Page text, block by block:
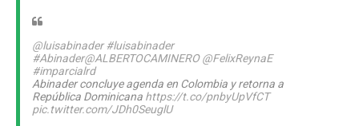
@luisabinader #luisabinader
#Abinader@ALBERTOCAMINERO @FelixReynaE
#imparcialrd
Abinader concluye agenda en Colombia y retorna a
República Dominicana https://t.co/pnbyUpVfCT
pic.twitter.com/JDh0SeuglU